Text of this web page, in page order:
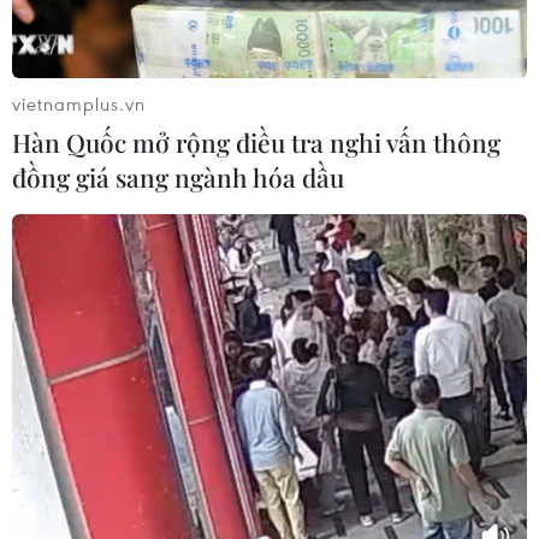
thi trường THPT chuyên Tuyên
Quang
06/08/2026 09:04
Cầu Đắk Lung sập sau cú
tông của xe tải cẩu, 2 người thoát
chết
06/08/2026 09:00
Dự án mở rộng đường Nguyễn Tuân
tăng kết nối khu vực phía Tây Nam
Hà Nội
06/08/2026 08:19
Ninh Bình phê duyệt hơn 500 tỷ
vietnamplus.vn
Hàn Quốc mở rộng điều tra nghi vấn thông
đồng giá sang ngành hóa dầu